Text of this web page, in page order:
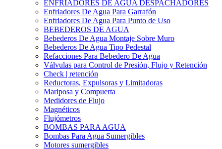
ENFRIADORES DE AGUA DESPACHADORES
Enfriadores De Agua Para Garrafón
Enfriadores De Agua Para Punto de Uso
BEBEDEROS DE AGUA
Bebederos De Agua Montaje Sobre Muro
Bebederos De Agua Tipo Pedestal
Refacciones Para Bebedero De Agua
Válvulas para Control de Presión, Flujo y Retención
Check | retención
Reductoras, Expulsoras y Limitadoras
Mariposa y Compuerta
Medidores de Flujo
Magnéticos
Flujómetros
BOMBAS PARA AGUA
Bombas Para Agua Sumergibles
Motores sumergibles